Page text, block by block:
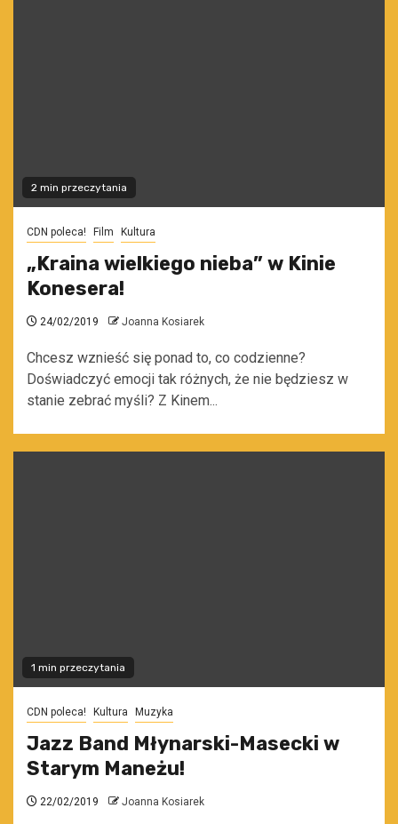
2 min przeczytania
CDN poleca! Film Kultura
„Kraina wielkiego nieba” w Kinie
Konesera!
24/02/2019 Joanna Kosiarek
Chcesz wznieść się ponad to, co codzienne?
Doświadczyć emocji tak różnych, że nie będziesz w
stanie zebrać myśli? Z Kinem...
1 min przeczytania
CDN poleca! Kultura Muzyka
Jazz Band Młynarski-Masecki w
Starym Maneżu!
22/02/2019 Joanna Kosiarek